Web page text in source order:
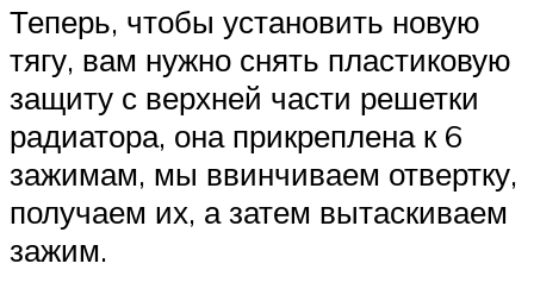
Теперь, чтобы установить новую
тягу, вам нужно снять пластиковую
защиту с верхней части решетки
радиатора, она прикреплена к 6
зажимам, мы ввинчиваем отвертку,
получаем их, а затем вытаскиваем
зажим.